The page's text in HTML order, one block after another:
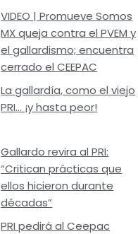
VIDEO | Promueve Somos
MX queja contra el PVEM y
el gallardismo; encuentra
cerrado el CEEPAC
La gallardía, como el viejo
PRI… ¡y hasta peor!
Gallardo revira al PRI:
“Critican prácticas que
ellos hicieron durante
décadas”
PRI pedirá al Ceepac